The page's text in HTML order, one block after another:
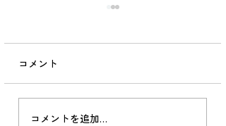
山里診療。 被災から9年が
経ち、 のちに起こった被災
の多さからもう私たちの被
災は遠く忘れ去られた感が
コメント
コメントを追加…